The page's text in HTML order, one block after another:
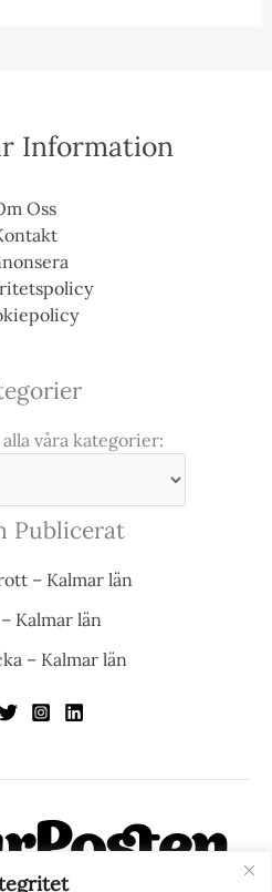
Information
Oss
våra kategorier:
Publicerat
– Kalmar län
Kalmar län
– Kalmar län